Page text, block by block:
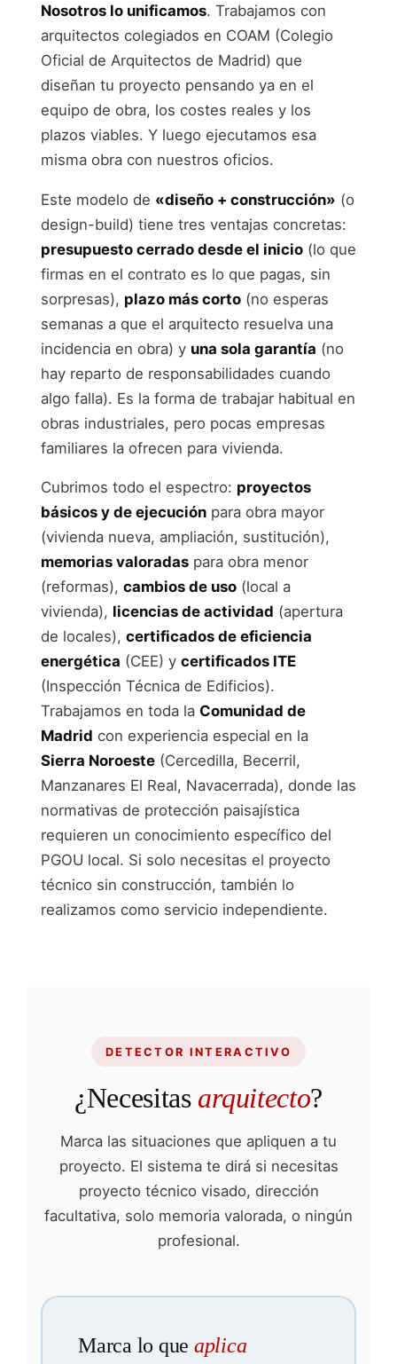
Nosotros lo unificamos. Trabajamos con
arquitectos colegiados en COAM (Colegio
Oficial de Arquitectos de Madrid) que
diseñan tu proyecto pensando ya en el
equipo de obra, los costes reales y los
plazos viables. Y luego ejecutamos esa
misma obra con nuestros oficios.
Este modelo de «diseño + construcción» (o
design-build) tiene tres ventajas concretas:
presupuesto cerrado desde el inicio (lo que
firmas en el contrato es lo que pagas, sin
sorpresas), plazo más corto (no esperas
semanas a que el arquitecto resuelva una
incidencia en obra) y una sola garantía (no
hay reparto de responsabilidades cuando
algo falla). Es la forma de trabajar habitual en
obras industriales, pero pocas empresas
familiares la ofrecen para vivienda.
Cubrimos todo el espectro: proyectos
básicos y de ejecución para obra mayor
(vivienda nueva, ampliación, sustitución),
memorias valoradas para obra menor
(reformas), cambios de uso (local a
vivienda), licencias de actividad (apertura
de locales), certificados de eficiencia
energética (CEE) y certificados ITE
(Inspección Técnica de Edificios).
Trabajamos en toda la Comunidad de
Madrid con experiencia especial en la
Sierra Noroeste (Cercedilla, Becerril,
Manzanares El Real, Navacerrada), donde las
normativas de protección paisajística
requieren un conocimiento específico del
PGOU local. Si solo necesitas el proyecto
técnico sin construcción, también lo
realizamos como servicio independiente.
DETECTOR INTERACTIVO
¿Necesitas arquitecto?
Marca las situaciones que apliquen a tu
proyecto. El sistema te dirá si necesitas
proyecto técnico visado, dirección
facultativa, solo memoria valorada, o ningún
profesional.
Marca lo que aplica